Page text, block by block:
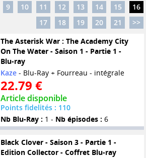
9 10 11 12 13 14 15
16
17
18 19 20 21
>>
The Asterisk War : The Academy City
On The Water - Saison 1 - Partie 1 -
Blu-ray
Kaze- Blu-Ray + Fourreau - intégrale
22.79 €
Article disponible
Points fidelités : 110
Nb Blu-Ray : 1 - Nb épisodes : 6
Black Clover - Saison 3 - Partie 1 -
Edition Collector - Coffret Blu-ray